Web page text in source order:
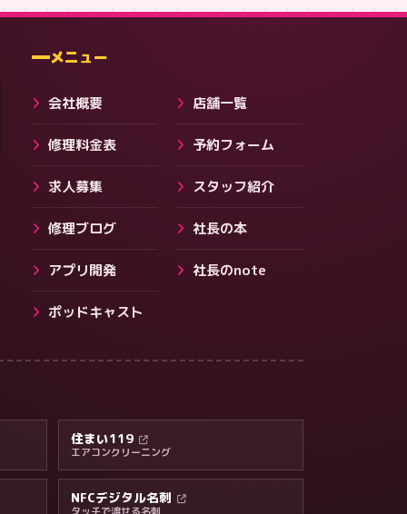
料金・保証・ご案内
メニュー
会社概要 店舗一覧
修理料金表 予約フォーム
求人募集 スタッフ紹介
修理ブログ 社長の本
アプリ開発 社長のnote
ポッドキャスト
住まい119
エアコンクリーニング
NFCデジタル名刺
タッチで渡せる名刺